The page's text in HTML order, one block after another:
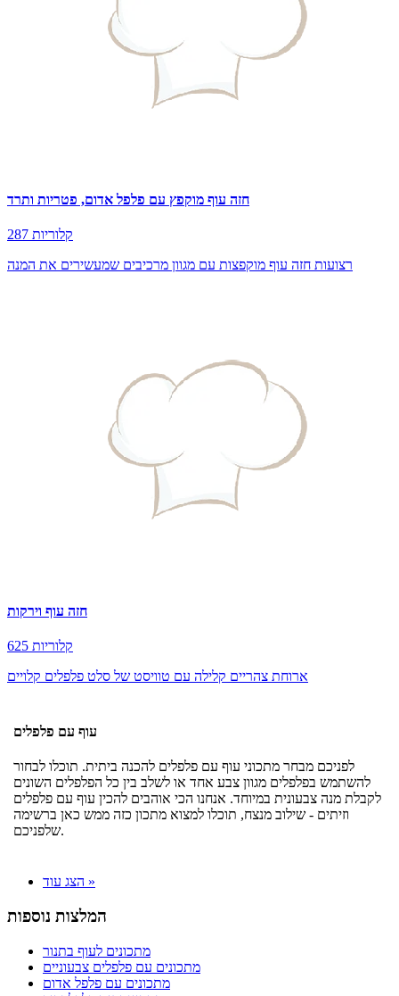
חזה עוף מוקפץ עם פלפל אדום, פטריות ותרד
287 קלוריות
רצועות חזה עוף מוקפצות עם מגוון מרכיבים שמעשירים את המנה
חזה עוף וירקות
625 קלוריות
ארוחת צהריים קלילה עם טוויסט של סלט פלפלים קלויים
עוף עם פלפלים
לפניכם מבחר מתכוני עוף עם פלפלים להכנה ביתית. תוכלו לבחור
להשתמש בפלפלים מגוון צבע אחד או לשלב בין כל הפלפלים השונים
לקבלת מנה צבעונית במיוחד. אנחנו הכי אוהבים להכין עוף עם פלפלים
וזיתים - שילוב מנצח, תוכלו למצוא מתכון כזה ממש כאן ברשימה
שלפניכם.
הצג עוד »
המלצות נוספות
מתכונים לעוף בתנור
מתכונים עם פלפלים צבעוניים
מתכונים עם פלפל אדום